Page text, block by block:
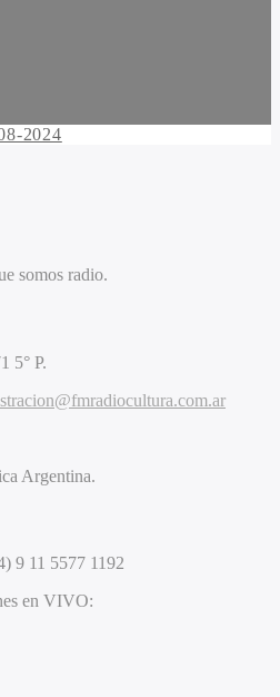
2024
somos radio.
5° P.
Argentina.
9 11 5577 1192
en VIVO: